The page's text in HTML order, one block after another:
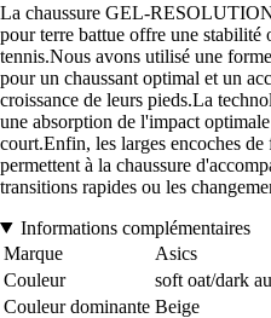
La chaussure GEL-
pour terre battue offre une stabilité
tennis.Nous avons utilisé une
pour un chaussant optimal et un
croissance de leurs pieds.La
une absorption de l'impact
court.Enfin, les larges encoches
permettent à la chaussure
transitions rapides ou les
Informations complémentaires
Marque
Asics
Couleur
soft oat/dark
Couleur dominante Beige